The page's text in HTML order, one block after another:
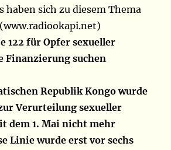
haben sich zu diesem Thema
122 für Opfer sexueller
Finanzierung suchen
Republik Kongo wurde
Verurteilung sexueller
dem 1. Mai nicht mehr
Linie wurde erst vor sechs